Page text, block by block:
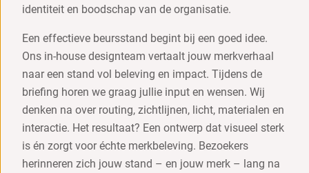
identiteit en boodschap van de organisatie.
Een effectieve beursstand begint bij een goed idee.
Ons in-house designteam vertaalt jouw merkverhaal
naar een stand vol beleving en impact. Tijdens de
briefing horen we graag jullie input en wensen. Wij
denken na over routing, zichtlijnen, licht, materialen en
interactie. Het resultaat? Een ontwerp dat visueel sterk
is én zorgt voor échte merkbeleving. Bezoekers
herinneren zich jouw stand – en jouw merk – lang na